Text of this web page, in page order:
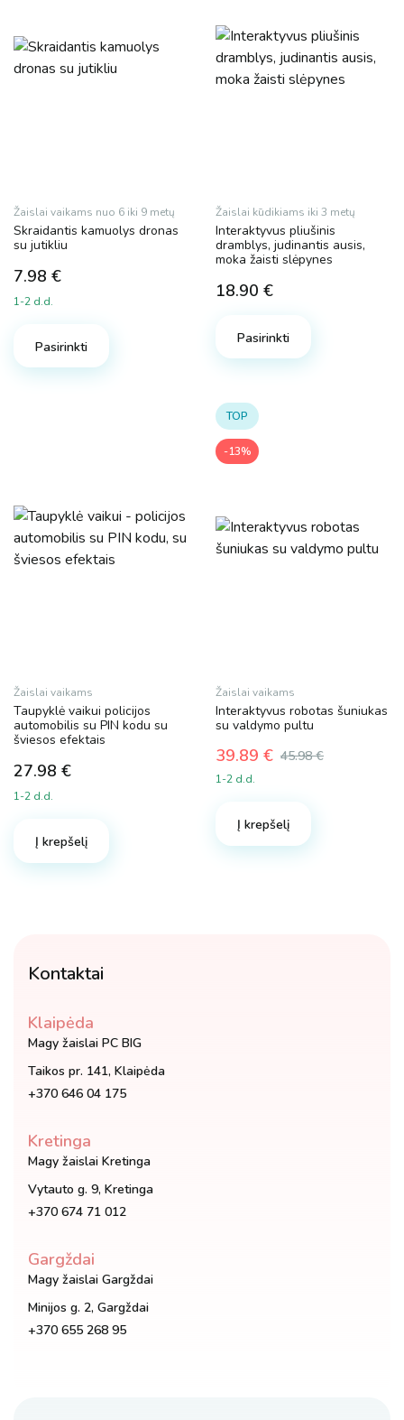
Žaislai vaikams nuo 6 iki 9 metų
Skraidantis kamuolys dronas
su jutikliu
7.98 €
1-2 d.d.
Pasirinkti
Žaislai kūdikiams iki 3 metų
Interaktyvus pliušinis
dramblys, judinantis ausis,
moka žaisti slėpynes
18.90 €
Pasirinkti
Žaislai vaikams
Taupyklė vaikui policijos
automobilis su PIN kodu su
šviesos efektais
27.98 €
1-2 d.d.
Į krepšelį
TOP
-13%
Žaislai vaikams
Interaktyvus robotas šuniukas
su valdymo pultu
45.98€
Original
price
45.98 €.
39.89 €
Current
price
39.89 €.
1-2 d.d.
Į krepšelį
Kontaktai
Klaipėda
Magy žaislai PC BIG
Taikos pr. 141, Klaipėda
+370 646 04 175
Kretinga
Magy žaislai Kretinga
Vytauto g. 9, Kretinga
+370 674 71 012
Gargždai
Magy žaislai Gargždai
Minijos g. 2, Gargždai
+370 655 268 95